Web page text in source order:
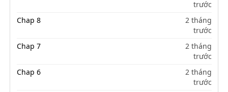
trước
Chap 8
2 tháng
trước
Chap 7
2 tháng
trước
Chap 6
2 tháng
trước